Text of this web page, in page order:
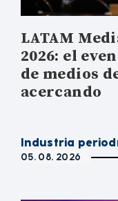
LATAM
2026: el
de medios
acercando
Industria
05. 08. 2026